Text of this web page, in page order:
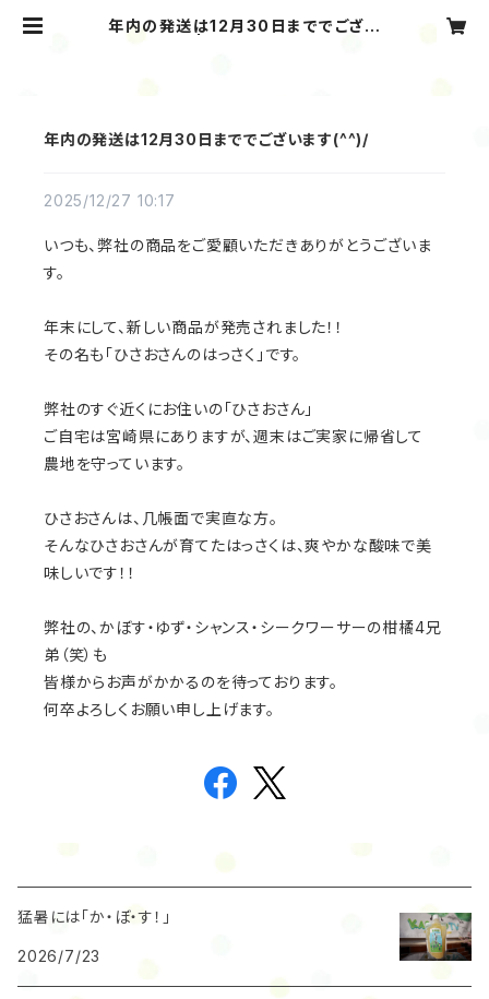
年内の発送は12月30日まででござい
年内の発送は12月30日まででございます(^^)/
2025/12/27 10:17
いつも、弊社の商品をご愛顧いただきありがとうございま
す。
年末にして、新しい商品が発売されました！！
その名も「ひさおさんのはっさく」です。
弊社のすぐ近くにお住いの「ひさおさん」
ご自宅は宮崎県にありますが、週末はご実家に帰省して
農地を守っています。
ひさおさんは、几帳面で実直な方。
そんなひさおさんが育てたはっさくは、爽やかな酸味で美
味しいです！！
弊社の、かぼす・ゆず・シャンス・シークワーサーの柑橘4兄
弟（笑）も
皆様からお声がかかるのを待っております。
何卒よろしくお願い申し上げます。
猛暑には「か・ぼ・す！」
2026/7/23